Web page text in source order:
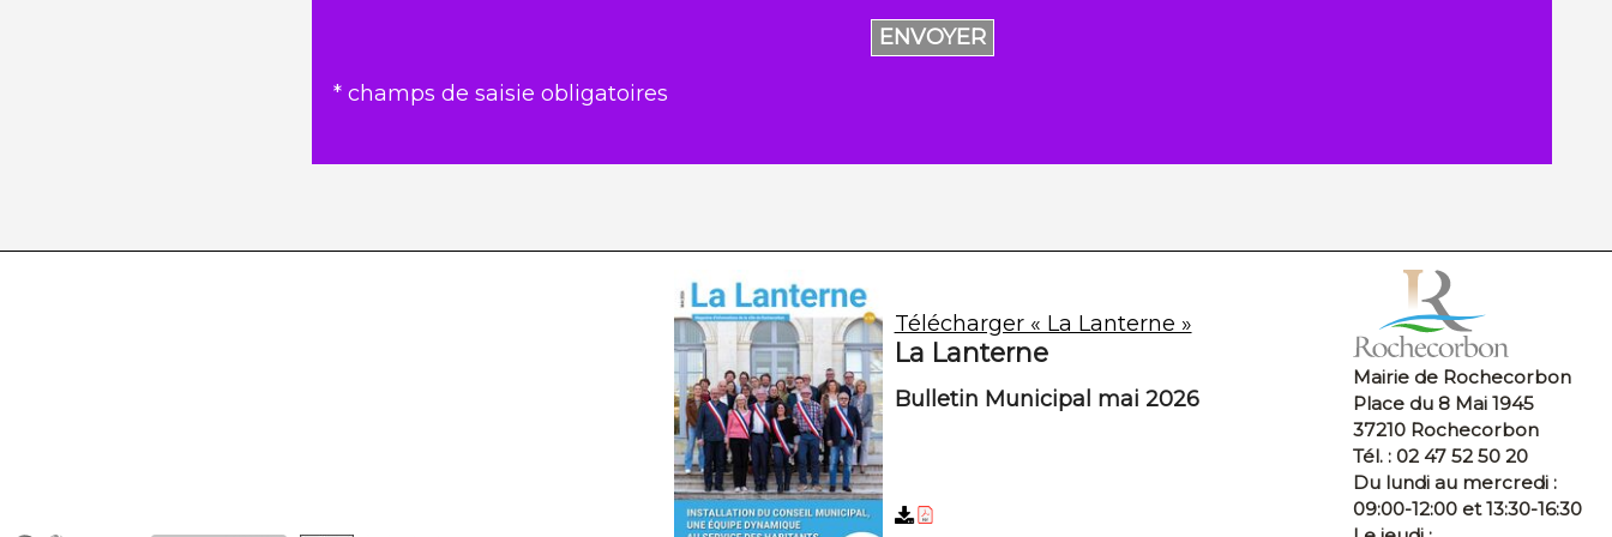
ENVOYER
* champs de saisie obligatoires
Télécharger « La Lanterne »
La Lanterne
Bulletin Municipal mai 2026
Mairie de Rochecorbon
Place du 8 Mai 1945
37210 Rochecorbon
Tél. : 02 47 52 50 20
Du lundi au mercredi :
09:00-12:00 et 13:30-16:30